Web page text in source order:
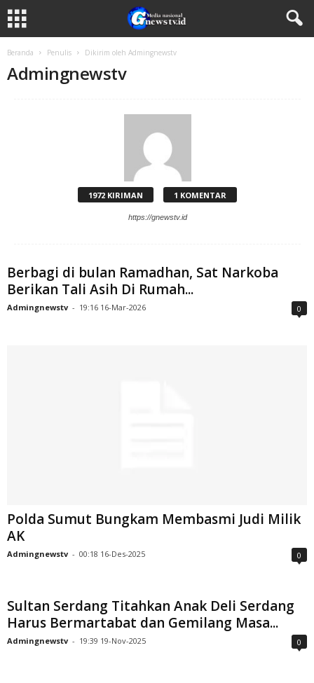
Beranda Penulis Dikirim oleh Admingnewstv
Admingnewstv
1972 KIRIMAN 1 KOMENTAR
https://gnewstv.id
Berbagi di bulan Ramadhan, Sat Narkoba
Berikan Tali Asih Di Rumah...
Admingnewstv - 19:16 16-Mar-2026 0
Polda Sumut Bungkam Membasmi Judi Milik
AK
Admingnewstv - 00:18 16-Des-2025 0
Sultan Serdang Titahkan Anak Deli Serdang
Harus Bermartabat dan Gemilang Masa...
Admingnewstv - 19:39 19-Nov-2025 0